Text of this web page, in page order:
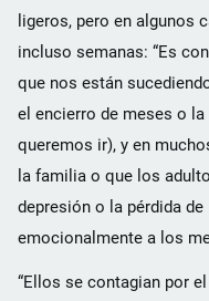
ligeros, pero en algunos
incluso semanas: “Es
que nos están
el encierro de meses o
queremos ir), y en
la familia o que los
depresión o la pérdida
emocionalmente a los
“Ellos se contagian por